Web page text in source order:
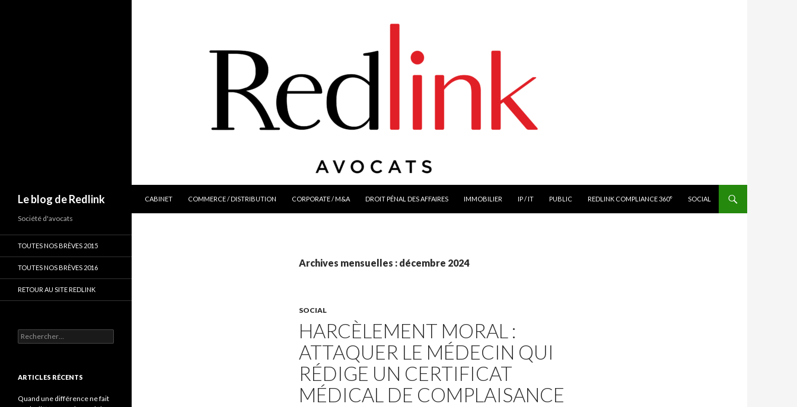
Le blog de Redlink
CABINET
COMMERCE / DISTRIBUTION CORPORATE / M&A DROIT PÉNAL DES AFFAIRES IMMOBILIER IP / IT PUBLIC REDLINK COMPLIANCE 360° SOCIAL
Archives mensuelles : décembre 2024
SOCIAL
HARCÈLEMENT MORAL :
ATTAQUER LE MÉDECIN QUI
RÉDIGE UN CERTIFICAT
MÉDICAL DE COMPLAISANCE
Société d'avocats
TOUTES NOS BRÈVES 2015
TOUTES NOS BRÈVES 2016
RETOUR AU SITE REDLINK
Rechercher :
ARTICLES RÉCENTS
Quand une différence ne fait